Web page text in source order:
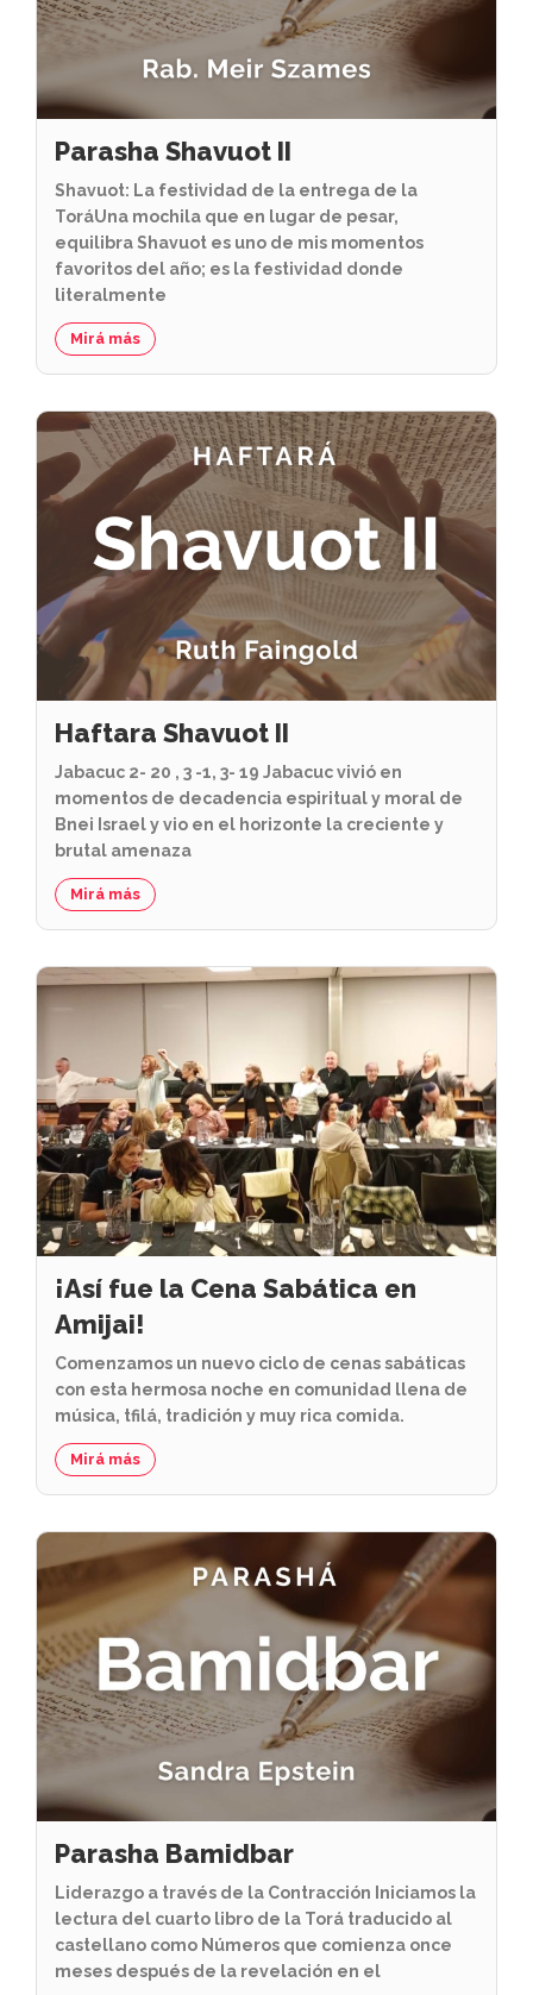
Parasha Shavuot II
Shavuot: La festividad de la entrega de la
ToráUna mochila que en lugar de pesar,
equilibra Shavuot es uno de mis momentos
favoritos del año; es la festividad donde
literalmente
Mirá más
Haftara Shavuot II
Jabacuc 2- 20 , 3 -1, 3- 19 Jabacuc vivió en
momentos de decadencia espiritual y moral de
Bnei Israel y vio en el horizonte la creciente y
brutal amenaza
Mirá más
¡Así fue la Cena Sabática en
Amijai!
Comenzamos un nuevo ciclo de cenas sabáticas
con esta hermosa noche en comunidad llena de
música, tfilá, tradición y muy rica comida.
Mirá más
Parasha Bamidbar
Liderazgo a través de la Contracción Iniciamos la
lectura del cuarto libro de la Torá traducido al
castellano como Números que comienza once
meses después de la revelación en el